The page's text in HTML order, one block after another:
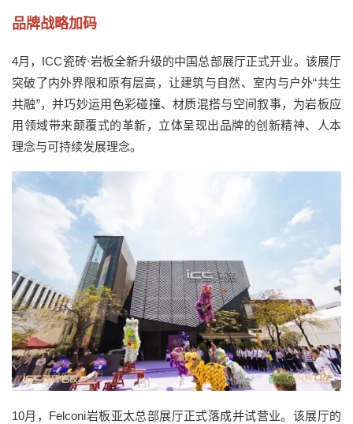
品牌战略加码
4月， ICC瓷砖·岩板全新升级的中国总部展厅正式开业。该展厅
突破了内外界限和原有层高，让建筑与自然、室内与户外“共生
共融”，并巧妙运用色彩碰撞、材质混搭与空间叙事， 为岩板应
用领域带来颠覆式的革新，立体呈现出品牌的创新精神、人本
理念与可持续发展理念。
10月， Felconi岩板亚太总部展厅正式落成并试营业。该展厅的